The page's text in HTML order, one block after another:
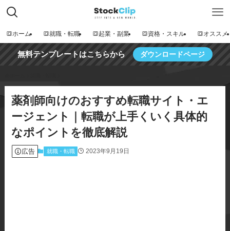
🔳ホーム 🔳就職・転職 🔳起業・副業 🔳資格・スキル 🔳オススメ
無料テンプレートはこちらから ダウンロードページ
薬剤師向けのおすすめ転職サイト・エ
ージェント｜転職が上手くいく具体的
なポイントを徹底解説
広告 就職・転職 2023年9月19日